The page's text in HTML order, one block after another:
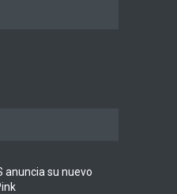
anuncia su nuevo